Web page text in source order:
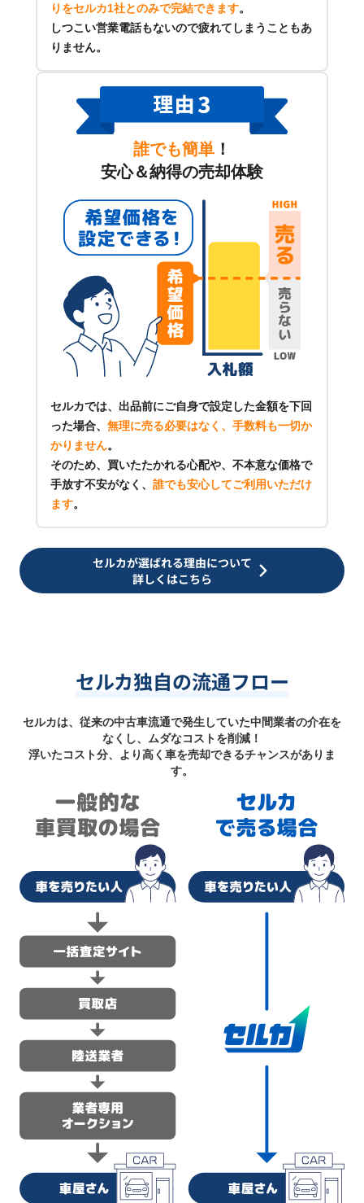
りをセルカ1社とのみで完結できます。
しつこい営業電話もないので疲れてしまうこともあ
りません。
誰でも簡単 ！
安心＆納得の売却体験
セルカでは、出品前にご自身で設定した金額を下回
った場合、 無理に売る必要はなく、手数料も一切か
かりません。
そのため、買いたたかれる心配や、不本意な価格で
手放す不安がなく、 誰でも安心してご利用いただけ
ます。
セルカが選ばれる理由について
詳しくはこちら
セルカ独自の流通フロー
セルカは、従来の中古車流通で発生していた中間業者の介在を
なくし、ムダなコストを削減！
浮いたコスト分、より高く車を売却できるチャンスがありま
す。